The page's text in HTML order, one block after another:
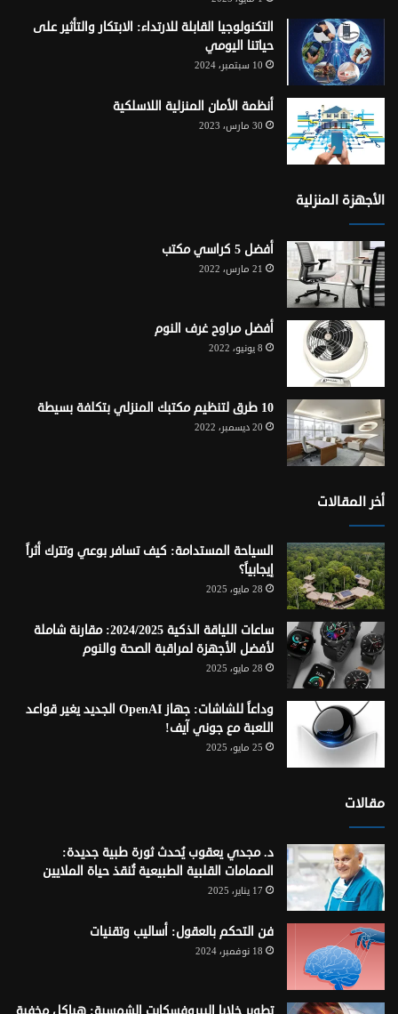
التكنولوجيا القابلة للارتداء: الابتكار والتأثير على
حياتنا اليومي
10 سبتمبر، 2024
أنظمة الأمان المنزلية اللاسلكية
30 مارس، 2023
الأجهزة المنزلية
أفضل 5 كراسي مكتب
21 مارس، 2022
أفضل مراوح غرف النوم
8 يونيو، 2022
10 طرق لتنظيم مكتبك المنزلي بتكلفة بسيطة
20 ديسمبر، 2022
أخر المقالات
السياحة المستدامة: كيف تسافر بوعي وتترك أثراً
إيجابياً؟
28 مايو، 2025
ساعات اللياقة الذكية 2024/2025: مقارنة شاملة
لأفضل الأجهزة لمراقبة الصحة والنوم
28 مايو، 2025
وداعاً للشاشات: جهاز OpenAI الجديد يغير قواعد
اللعبة مع جوني آيف!
25 مايو، 2025
مقالات
د. مجدي يعقوب يُحدث ثورة طبية جديدة:
الصمامات القلبية الطبيعية تُنقذ حياة الملايين
17 يناير، 2025
فن التحكم بالعقول: أساليب وتقنيات
18 نوفمبر، 2024